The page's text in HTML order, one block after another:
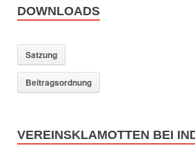
DOWNLOADS
Satzung
Beitragsordnung
VEREINSKLAMOTTEN BEI